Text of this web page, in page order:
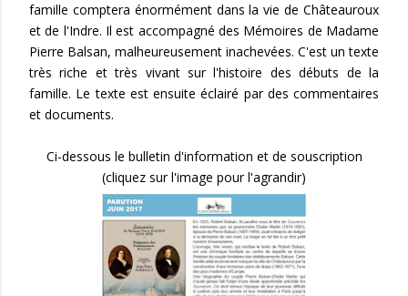
famille comptera énormément dans la vie de Châteauroux
et de l'Indre. Il est accompagné des Mémoires de Madame
Pierre Balsan, malheureusement inachevées. C'est un texte
très riche et très vivant sur l'histoire des débuts de la
famille. Le texte est ensuite éclairé par des commentaires
et documents.
Ci-dessous le bulletin d'information et de souscription
(cliquez sur l'image pour l'agrandir)